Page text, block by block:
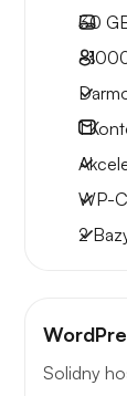
30
1
WP-
2
Solidny